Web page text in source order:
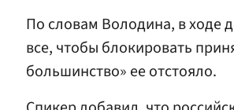
По словам Володина, в ходе
все, чтобы блокировать
большинство» ее отстояло.